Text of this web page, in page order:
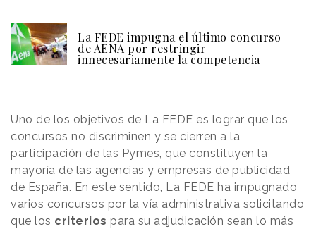
La FEDE impugna el último concurso
de AENA por restringir
innecesariamente la competencia
Uno de los objetivos de La FEDE es lograr que los
concursos no discriminen y se cierren a la
participación de las Pymes, que constituyen la
mayoría de las agencias y empresas de publicidad
de España. En este sentido, La FEDE ha impugnado
varios concursos por la vía administrativa solicitando
que los criterios para su adjudicación sean lo más